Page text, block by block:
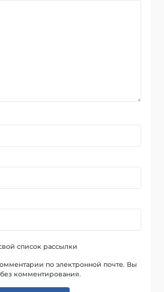
список рассылки
по электронной почте. Вы
без комментирования.